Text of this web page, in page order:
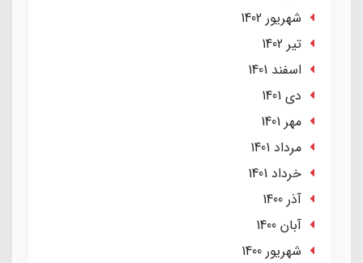
شهریور 1402
تير 1402
اسفند 1401
دی 1401
مهر 1401
مرداد 1401
خرداد 1401
آذر 1400
آبان 1400
شهریور 1400